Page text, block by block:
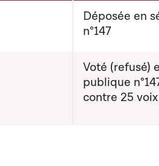
Déposée en
n°147
Voté (refusé)
publique
contre 25 voix